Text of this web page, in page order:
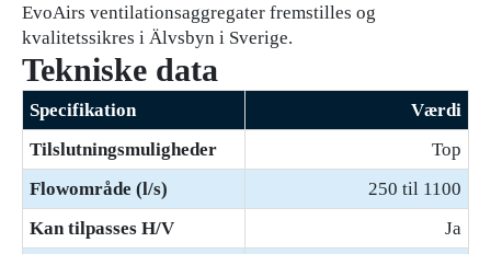
EvoAirs ventilationsaggregater fremstilles og
kvalitetssikres i Älvsbyn i Sverige.
Tekniske data
Specifikation
Værdi
Tilslutningsmuligheder
Top
Flowområde (l/s)
250 til 1100
Kan tilpasses H/V
Ja